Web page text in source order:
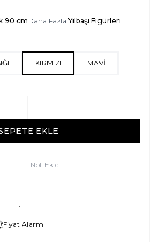
90 cmDaha FazlaYılbaşı Figürleri
KIRMIZI MAVİ
EKLE
Not Ekle
Fiyat Alarmı